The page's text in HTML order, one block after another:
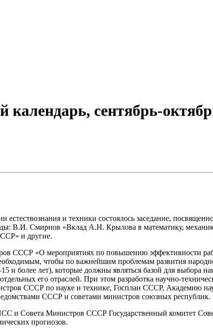
сентябрь-
естествознания и техники состоялось заседание,
В.И. Смирнов «Вклад А.Н. Крылова в математику,
и другие.
СССР «О мероприятиях по повышению эффективности
чтобы по важнейшим проблемам развития
и более лет), которые должны являться базой для выбора
его отраслей. При этом разработка научно-
СССР по науке и технике, Госплан СССР, Академию
СССР и советами министров союзных республик.
и Совета Министров СССР Государственный комитет
прогнозов.